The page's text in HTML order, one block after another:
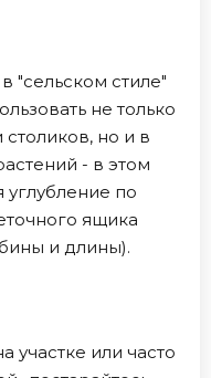
"сельском стиле"
не только
но и в
- в этом
углубление по
ящика
и длины).
участке или часто